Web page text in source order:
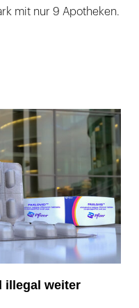
mit nur 9 Apotheken.
illegal weiter